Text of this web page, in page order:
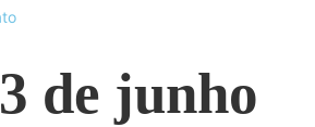
de junho